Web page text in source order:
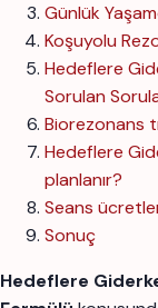
Günlük
Koşuyolu
Hedeflere
Sorulan
Biorezonans
Hedeflere
planlanır?
Seans
Sonuç
Hedeflere